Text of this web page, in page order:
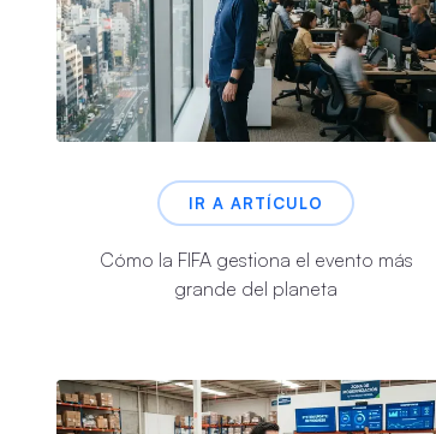
IR A ARTÍCULO
Cómo la FIFA gestiona el evento más
grande del planeta